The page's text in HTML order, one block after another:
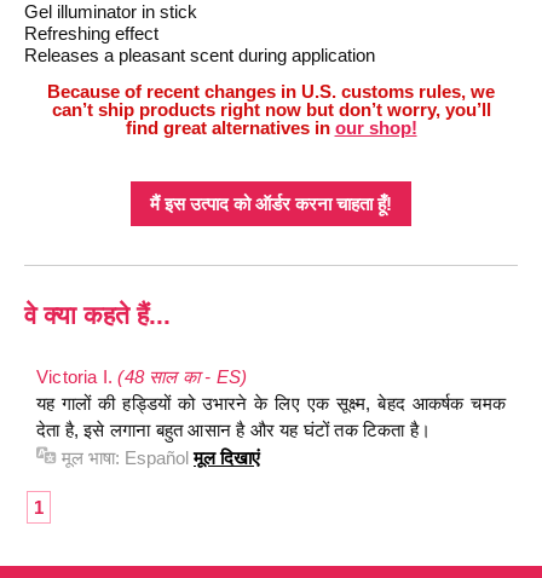
Gel illuminator in stick
Refreshing effect
Releases a pleasant scent during application
Because of recent changes in U.S. customs rules, we
can’t ship products right now but don’t worry, you’ll
find great alternatives in our shop!
मैं इस उत्पाद को ऑर्डर करना चाहता हूँ!
वे क्या कहते हैं...
Victoria I.(48 साल का - ES)
यह गालों की हड्डियों को उभारने के लिए एक सूक्ष्म, बेहद आकर्षक चमक
देता है, इसे लगाना बहुत आसान है और यह घंटों तक टिकता है।
मूल भाषा: Español मूल दिखाएं
1